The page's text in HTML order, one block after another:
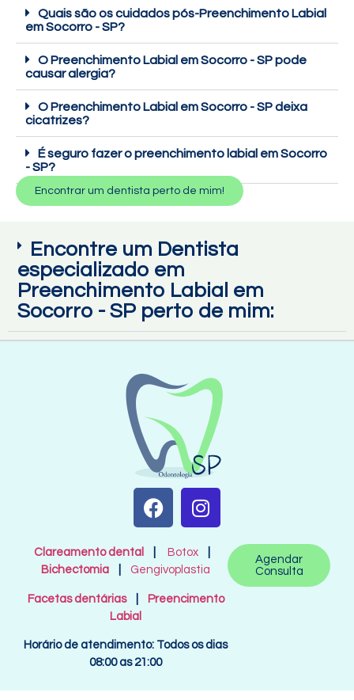
Quais são os cuidados pós-Preenchimento Labial
em Socorro - SP?
O Preenchimento Labial em Socorro - SP pode
causar alergia?
O Preenchimento Labial em Socorro - SP deixa
cicatrizes?
É seguro fazer o preenchimento labial em Socorro
- SP?
Encontrar um dentista perto de mim!
Encontre um Dentista
especializado em
Preenchimento Labial em
Socorro - SP perto de mim:
Clareamento dental Botox
Bichectomia
Gengivoplastia
Facetas dentárias
Preencimento
Labial
Horário de atendimento: Todos os dias
08:00 as 21:00
Agendar
Consulta